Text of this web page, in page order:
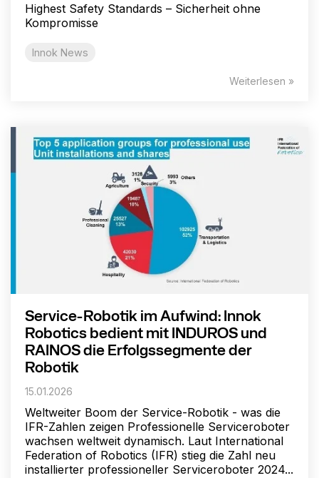
Highest Safety Standards – Sicherheit ohne
Kompromisse
Innok News
Weiterlesen »
Service-Robotik im Aufwind: Innok
Robotics bedient mit INDUROS und
RAINOS die Erfolgssegmente der
Robotik
15.01.2026
Weltweiter Boom der Service-Robotik - was die
IFR-Zahlen zeigen Professionelle Serviceroboter
wachsen weltweit dynamisch. Laut International
Federation of Robotics (IFR) stieg die Zahl neu
installierter professioneller Serviceroboter 2024...